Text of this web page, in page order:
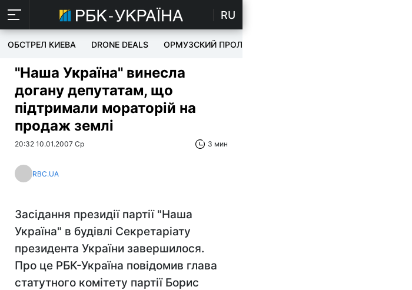
RU
ОБСТРЕЛ КИЕВА DRONE DEALS ОРМУЗСКИЙ ПРОЛИВ
"Наша Україна" винесла
догану депутатам, що
підтримали мораторій на
продаж землі
20:32 10.01.2007 Ср 3 мин
RBC.UA
Засідання президії партії "Наша
Україна" в будівлі Секретаріату
президента України завершилося.
Про це РБК-Україна повідомив глава
статутного комітету партії Борис